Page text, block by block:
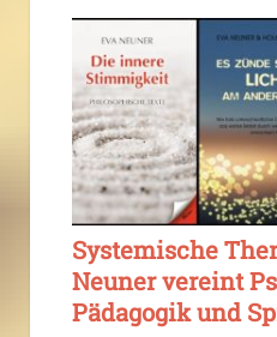
Systemische
Neuner vereint
Pädagogik und